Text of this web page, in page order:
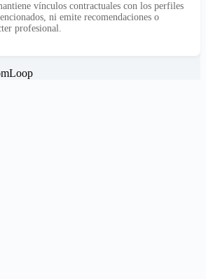
vínculos contractuales con los perfiles
ni emite recomendaciones o
profesional.